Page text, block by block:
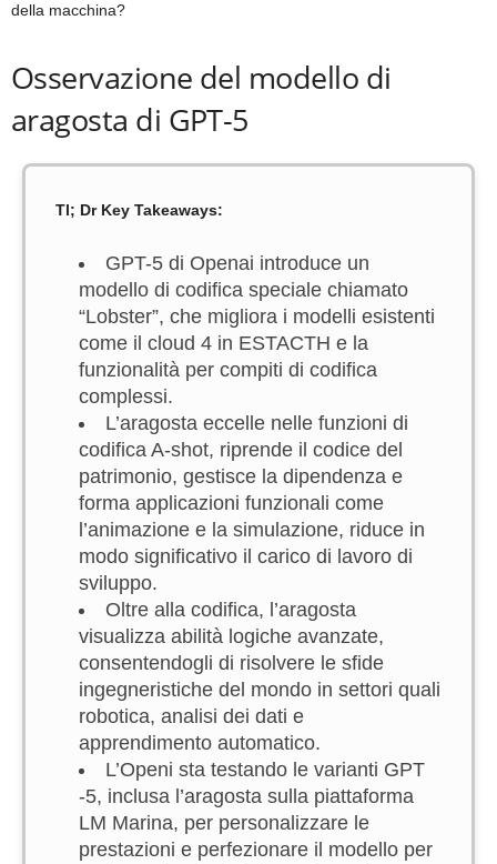
della macchina?
Osservazione del modello di
aragosta di GPT-5
Tl; Dr Key Takeaways:
GPT-5 di Openai introduce un
modello di codifica speciale chiamato
“Lobster”, che migliora i modelli esistenti
come il cloud 4 in ESTACTH e la
funzionalità per compiti di codifica
complessi.
L’aragosta eccelle nelle funzioni di
codifica A-shot, riprende il codice del
patrimonio, gestisce la dipendenza e
forma applicazioni funzionali come
l’animazione e la simulazione, riduce in
modo significativo il carico di lavoro di
sviluppo.
Oltre alla codifica, l’aragosta
visualizza abilità logiche avanzate,
consentendogli di risolvere le sfide
ingegneristiche del mondo in settori quali
robotica, analisi dei dati e
apprendimento automatico.
L’Openi sta testando le varianti GPT
-5, inclusa l’aragosta sulla piattaforma
LM Marina, per personalizzare le
prestazioni e perfezionare il modello per